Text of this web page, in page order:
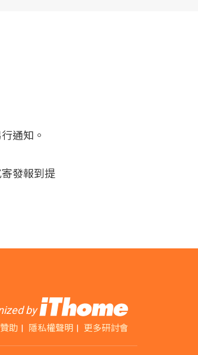
通知。
發報到提
by
助 隱私權聲明 更多研討會